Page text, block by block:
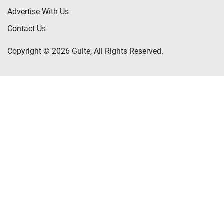
Advertise With Us
Contact Us
Copyright © 2026 Gulte, All Rights Reserved.